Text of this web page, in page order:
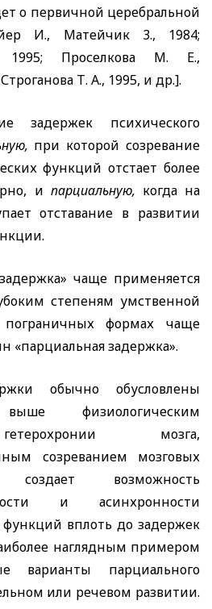
о первичной церебральной
И., Матейчик 3., 1984;
Проселкова М. Е.,
Т. А., 1995, и др.].
задержек психического
при которой созревание
функций отстает более
и парциальную, когда на
отставание в развитии
чаще применяется
степеням умственной
формах чаще
«парциальная задержка».
обычно обусловлены
физиологическим
мозга,
созреванием мозговых
возможность
и асинхронности
вплоть до задержек
наглядным примером
варианты парциального
или речевом развитии.